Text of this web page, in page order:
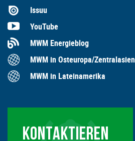
Issuu
YouTube
MWM Energieblog
MWM in Osteuropa/Zentralasien
MWM in Lateinamerika
KONTAKTIEREN